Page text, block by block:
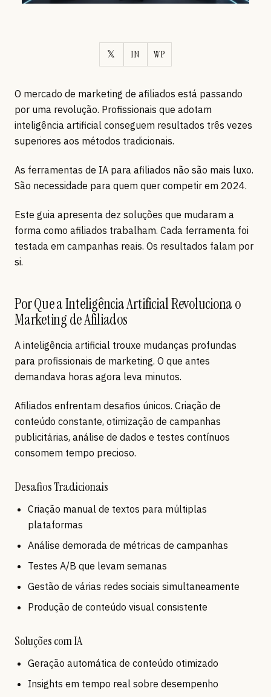
𝕏 IN WP
O mercado de marketing de afiliados está passando
por uma revolução. Profissionais que adotam
inteligência artificial conseguem resultados três vezes
superiores aos métodos tradicionais.
As ferramentas de IA para afiliados não são mais luxo.
São necessidade para quem quer competir em 2024.
Este guia apresenta dez soluções que mudaram a
forma como afiliados trabalham. Cada ferramenta foi
testada em campanhas reais. Os resultados falam por
si.
Por Que a Inteligência Artificial Revoluciona o
Marketing de Afiliados
A inteligência artificial trouxe mudanças profundas
para profissionais de marketing. O que antes
demandava horas agora leva minutos.
Afiliados enfrentam desafios únicos. Criação de
conteúdo constante, otimização de campanhas
publicitárias, análise de dados e testes contínuos
consomem tempo precioso.
Desafios Tradicionais
Criação manual de textos para múltiplas
plataformas
Análise demorada de métricas de campanhas
Testes A/B que levam semanas
Gestão de várias redes sociais simultaneamente
Produção de conteúdo visual consistente
Soluções com IA
Geração automática de conteúdo otimizado
Insights em tempo real sobre desempenho